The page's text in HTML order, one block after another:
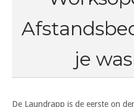
je
De Laundrapp is de eerste on